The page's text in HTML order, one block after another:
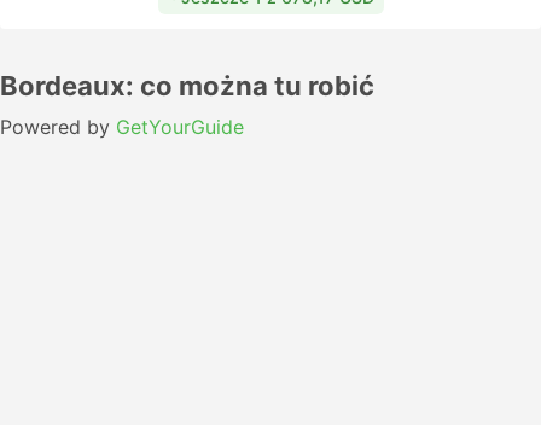
Bordeaux: co można tu robić
Powered by GetYourGuide